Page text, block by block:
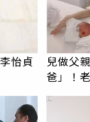
怡貞
兒做父
爸」！
PR